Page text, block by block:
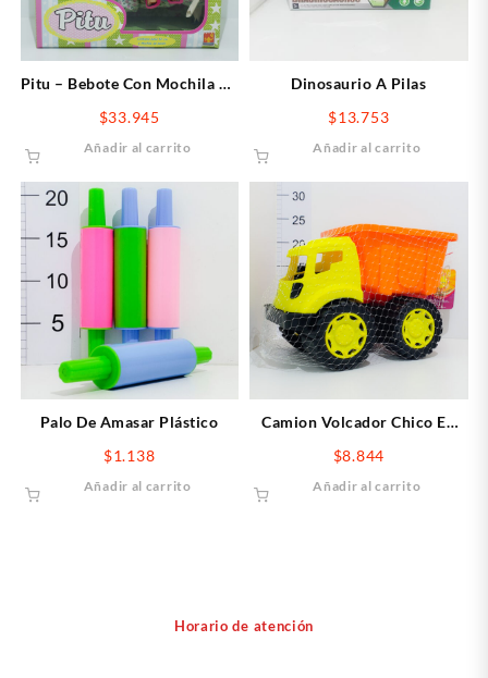
Pitu – Bebote Con Mochila De
$33.945
Añadir al carrito
Dinosaurio A Pilas
$13.753
Añadir al carrito
Palo De Amasar Plástico
$1.138
Añadir al carrito
Camion Volcador Chico En
$8.844
Añadir al carrito
Horario de atención